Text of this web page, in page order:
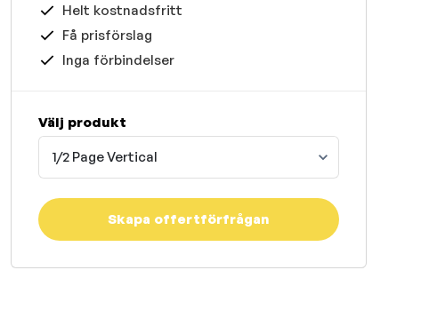
Helt kostnadsfritt
Få prisförslag
Inga förbindelser
Välj produkt
1/2 Page Vertical
Skapa offertförfrågan